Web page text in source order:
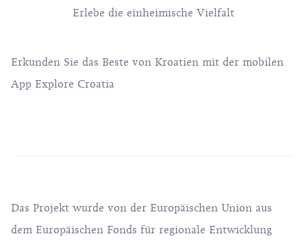
Erlebe die einheimische Vielfalt
Erkunden Sie das Beste von Kroatien mit der mobilen
App Explore Croatia
Das Projekt wurde von der Europäischen Union aus
dem Europäischen Fonds für regionale Entwicklung